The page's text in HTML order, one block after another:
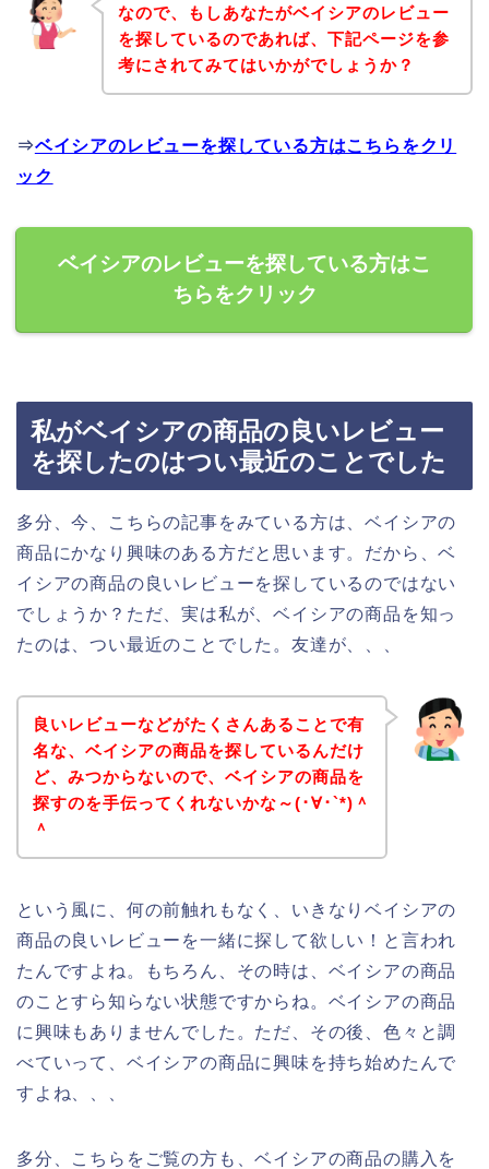
なので、もしあなたがベイシアのレビュー
を探しているのであれば、下記ページを参
考にされてみてはいかがでしょうか？
⇒ベイシアのレビューを探している方はこちらをクリ
ック
ベイシアのレビューを探している方はこ
ちらをクリック
私がベイシアの商品の良いレビュー
を探したのはつい最近のことでした
多分、今、こちらの記事をみている方は、ベイシアの
商品にかなり興味のある方だと思います。だから、ベ
イシアの商品の良いレビューを探しているのではない
でしょうか？ただ、実は私が、ベイシアの商品を知っ
たのは、つい最近のことでした。友達が、、、
良いレビューなどがたくさんあることで有
名な、ベイシアの商品を探しているんだけ
ど、みつからないので、ベイシアの商品を
探すのを手伝ってくれないかな～(･∀･`*)＾
＾
という風に、何の前触れもなく、いきなりベイシアの
商品の良いレビューを一緒に探して欲しい！と言われ
たんですよね。もちろん、その時は、ベイシアの商品
のことすら知らない状態ですからね。ベイシアの商品
に興味もありませんでした。ただ、その後、色々と調
べていって、ベイシアの商品に興味を持ち始めたんで
すよね、、、
多分、こちらをご覧の方も、ベイシアの商品の購入を